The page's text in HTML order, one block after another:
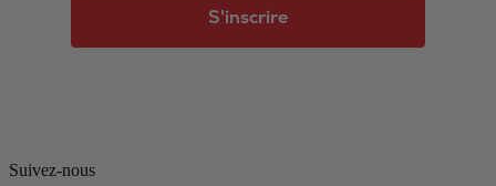
S'inscrire
Suivez-nous